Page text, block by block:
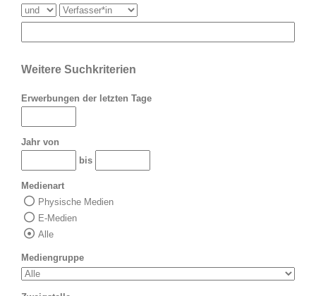
Weitere Suchkriterien
Erwerbungen der letzten Tage
Jahr von
bis
Medienart
Physische Medien
E-Medien
Alle
Mediengruppe